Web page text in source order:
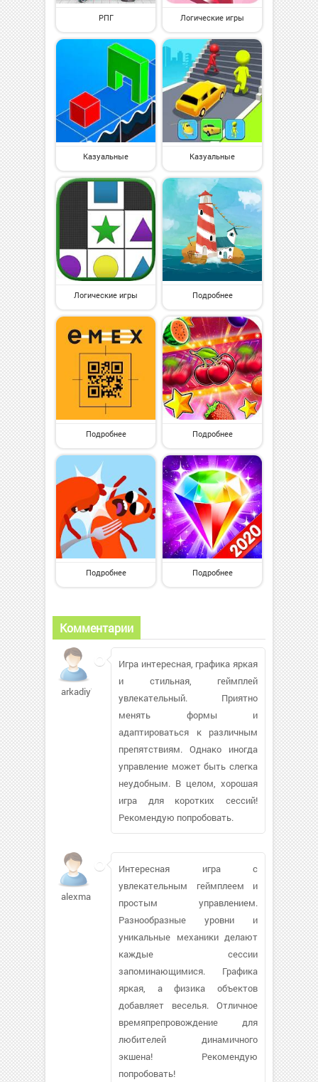
РПГ Логические игры
Казуальные Казуальные
Логические игры Подробнее
Подробнее Подробнее
Подробнее Подробнее
Комментарии
arkadiy70310
Игра интересная, графика яркая
и стильная, геймплей
увлекательный. Приятно
менять формы и
адаптироваться к различным
препятствиям. Однако иногда
управление может быть слегка
неудобным. В целом, хорошая
игра для коротких сессий!
Рекомендую попробовать.
alexmaily17
Интересная игра с
увлекательным геймплеем и
простым управлением.
Разнообразные уровни и
уникальные механики делают
каждые сессии
запоминающимися. Графика
яркая, а физика объектов
добавляет веселья. Отличное
времяпрепровождение для
любителей динамичного
экшена! Рекомендую
попробовать!